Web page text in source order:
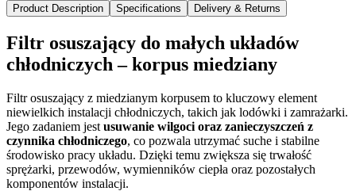
Product Description Specifications Delivery & Returns
Filtr osuszający do małych układów
chłodniczych – korpus miedziany
Filtr osuszający z miedzianym korpusem to kluczowy element
niewielkich instalacji chłodniczych, takich jak lodówki i zamrażarki.
Jego zadaniem jest usuwanie wilgoci oraz zanieczyszczeń z
czynnika chłodniczego, co pozwala utrzymać suche i stabilne
środowisko pracy układu. Dzięki temu zwiększa się trwałość
sprężarki, przewodów, wymienników ciepła oraz pozostałych
komponentów instalacji.